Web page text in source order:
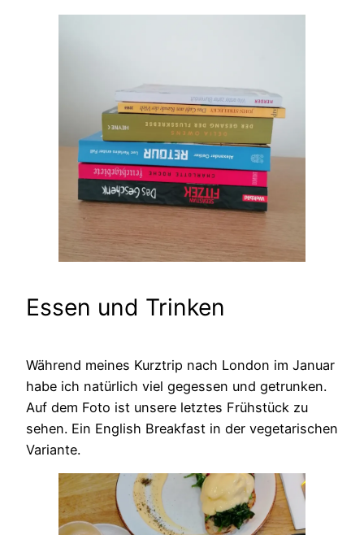
Essen und Trinken
Während meines Kurztrip nach London im Januar
habe ich natürlich viel gegessen und getrunken.
Auf dem Foto ist unsere letztes Frühstück zu
sehen. Ein English Breakfast in der vegetarischen
Variante.